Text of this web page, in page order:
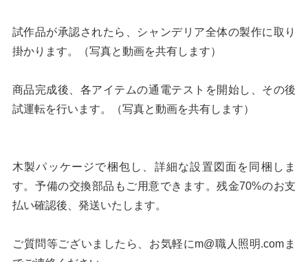
試作品が承認されたら、シャンデリア全体の製作に取り
掛かります。（写真と動画を共有します）
商品完成後、各アイテムの通電テストを開始し、その後
試運転を行います。（写真と動画を共有します）
木製パッケージで梱包し、詳細な設置図面を同梱しま
す。予備の交換部品もご用意できます。残金70%のお支
払い確認後、発送いたします。
ご質問等ございましたら、お気軽にm@職人照明.comま